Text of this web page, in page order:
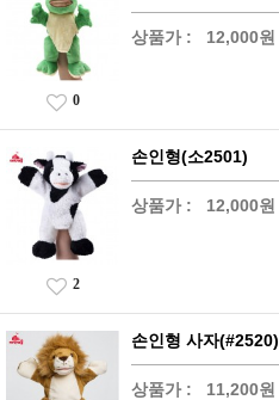
상품가 : 12,000원
0
손인형(소2501)
상품가 : 12,000원
2
손인형 사자(#2520)
상품가 : 11,200원